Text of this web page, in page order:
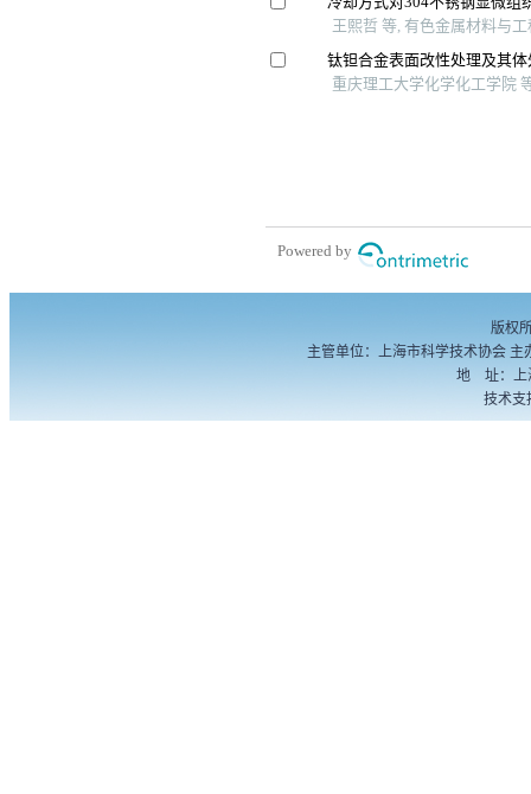
王熙哲 等, 有色金属材料与工
钛钽合金表面改性处理及其
重庆理工大学化学化工学院
Powered by
版权
主管单位：上海市科学技术协会
地 址：上
技术支